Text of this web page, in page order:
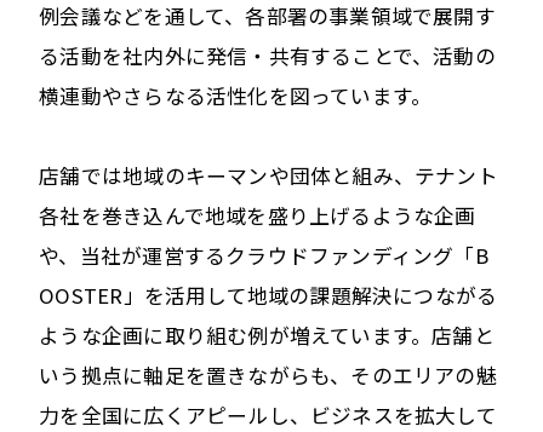
例会議などを通して、各部署の事業領域で展開す
る活動を社内外に発信・共有することで、活動の
横連動やさらなる活性化を図っています。
店舗では地域のキーマンや団体と組み、テナント
各社を巻き込んで地域を盛り上げるような企画
や、当社が運営するクラウドファンディング「B
OOSTER」を活用して地域の課題解決につながる
ような企画に取り組む例が増えています。店舗と
いう拠点に軸足を置きながらも、そのエリアの魅
力を全国に広くアピールし、ビジネスを拡大して